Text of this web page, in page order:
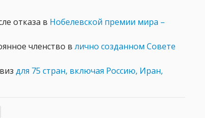
отказа в Нобелевской премии мира –
членство в лично созданном Совете
для 75 стран, включая Россию, Иран,